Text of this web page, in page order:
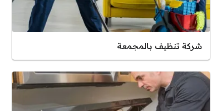
شركة تنظيف بالمجمعة